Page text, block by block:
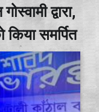
द्वारा,
किया समर्पित